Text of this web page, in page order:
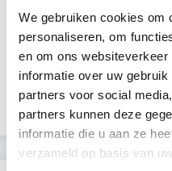
We gebruiken cookies om
personaliseren, om
en om ons
informatie over uw
partners voor social
partners kunnen deze
informatie die u aan ze
verzameld op basis van
Ochtend
Middag
NIEUW